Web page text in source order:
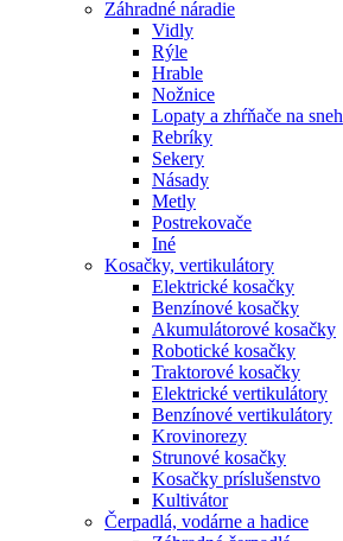
Záhradné náradie
Vidly
Rýle
Hrable
Nožnice
Lopaty a zhŕňače na sneh
Rebríky
Sekery
Násady
Metly
Postrekovače
Iné
Kosačky, vertikulátory
Elektrické kosačky
Benzínové kosačky
Akumulátorové kosačky
Robotické kosačky
Traktorové kosačky
Elektrické vertikulátory
Benzínové vertikulátory
Krovinorezy
Strunové kosačky
Kosačky príslušenstvo
Kultivátor
Čerpadlá, vodárne a hadice